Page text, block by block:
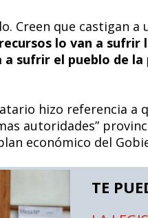
Creen que castigan
lo van a sufrir
sufrir el pueblo de la
hizo referencia a
autoridades”
económico del
TE